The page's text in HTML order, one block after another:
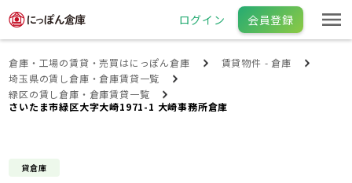
ログイン 会員登録
倉庫・工場の賃貸・売買はにっぽん倉庫
賃貸物件 - 倉庫
埼玉県の賃し倉庫・倉庫賃貸一覧
緑区の賃し倉庫・倉庫賃貸一覧
さいたま市緑区大字大崎1971-1 大崎事務所倉庫
貸倉庫